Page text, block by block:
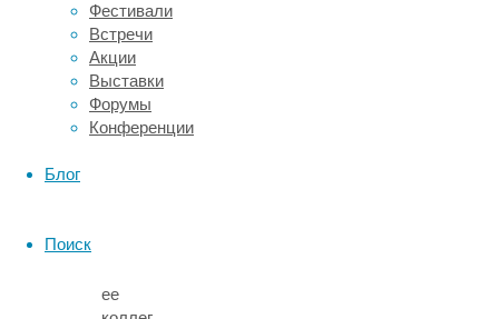
Фестивали
Встречи
Акции
Выставки
Форумы
Конференции
Блог
Поиск
Дафны
Керхоас
(Daphne
Kerhoas)
из
Института
ее